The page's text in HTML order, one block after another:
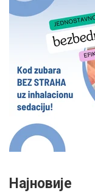
Најновије